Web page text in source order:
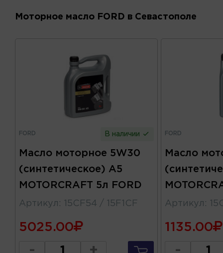
Моторное масло FORD в Севастополе
FORD В наличии
Масло моторное 5W30
(синтетическое) A5
MOTORCRAFT 5л FORD
Артикул : 15CF54 / 15F1CF
5025.00
- +
FORD
Масло
Артикул :
1135.00
-